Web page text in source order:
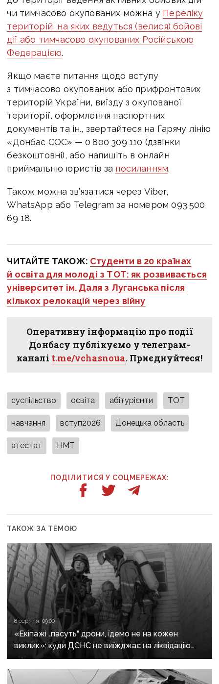
чи тимчасово окупованих можна у Переліку
територій, на яких ведуться (велися) бойові
дії або тимчасово окупованих Російською
Федерацією.
Якщо маєте питання щодо вступу
з тимчасово окупованих або прифронтових
територій України, виїзду з окупованої
території, оформлення паспортних
документів та ін., звертайтеся на Гарячу лінію
«Донбас СОС» — 0 800 309 110 (дзвінки
безкоштовні), або напишіть в онлайн
приймальню юристів за посиланням.
Також можна зв’язатися через Viber,
WhatsApp або Telegram за номером 093 500
69 18.
ЧИТАЙТЕ ТАКОЖ: Студенти в 20 країнах
й освіта для молоді з ТОТ: як розвивається
університет ім. Даля з Луганська після
кількох релокацій через війну
Оперативну інформацію про події
Донбасу публікуємо у телеграм-
каналі t.me/vchasnoua. Приєднуйтеся!
суспільство освіта абітурієнти ТОТ
навчання вступ2026 Донецька область
атестат НМТ
ПОДІЛИТИСЯ У СОЦМЕРЕЖАХ:
ТАКОЖ ЗА ТЕМОЮ
8 серпня, 09:00
«Екіпажі „пасуть“ дрони, їдемо не на кожен
виклик»: куди ДСНС не виїжджає на ліквідацію
надзвичайних ситуацій у Краматорську
та Слов’янську